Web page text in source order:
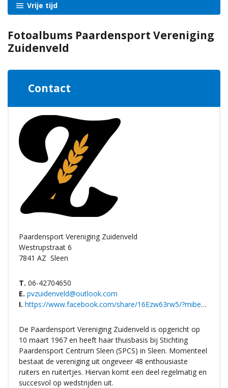
Vrije tijd
Fotoalbums Paardensport Vereniging
Zuidenveld
Contact
Paardensport Vereniging Zuidenveld
Westrupstraat 6
7841 AZ Sleen
T. 06-42704650
E. pvzuidenveld@outlook.com
I. https://www.facebook.com/share/16Ezw63rw5/?mibextid=wwXIfr
De Paardensport Vereniging Zuidenveld is opgericht op
10 maart 1967 en heeft haar thuisbasis bij Stichting
Paardensport Centrum Sleen (SPCS) in Sleen. Momenteel
bestaat de vereniging uit ongeveer 48 enthousiaste
ruiters en ruitertjes. Hiervan komt een deel regelmatig en
succesvol op wedstrijden uit.